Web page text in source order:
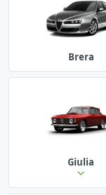
Brera
Giulia